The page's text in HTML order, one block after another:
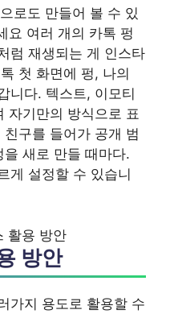
로도 만들어 볼 수 있
요 여러 개의 카톡 펑
럼 재생되는 게 인스타
첫 화면에 펑, 나의
니다. 텍스트, 이모티
자기만의 방식으로 표
구를 들어가 공개 범
새로 만들 때마다.
게 설정할 수 있습니
활용 방안
방안
가지 용도로 활용할 수